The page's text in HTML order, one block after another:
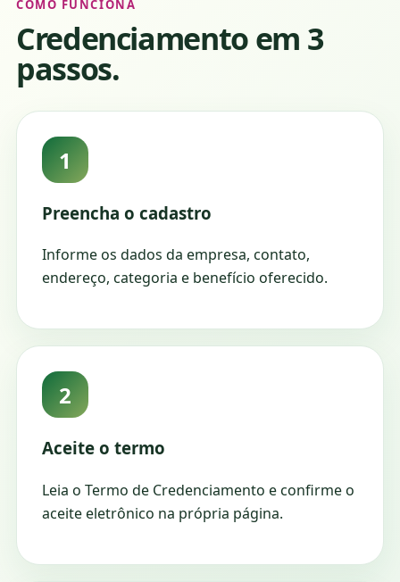
COMO FUNCIONA
Credenciamento em 3
passos.
1
Preencha o cadastro
Informe os dados da empresa, contato,
endereço, categoria e benefício oferecido.
2
Aceite o termo
Leia o Termo de Credenciamento e confirme o
aceite eletrônico na própria página.